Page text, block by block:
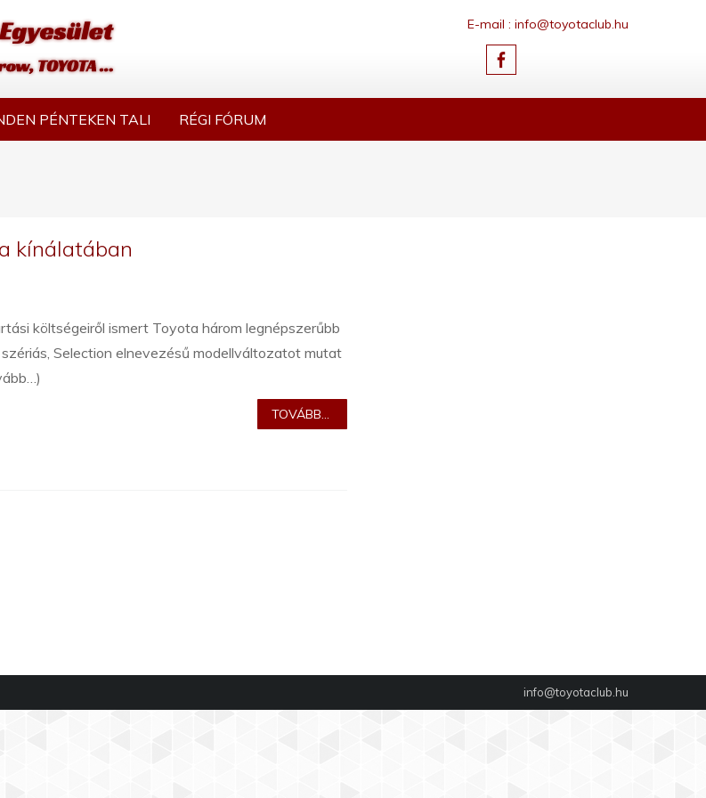
E-mail : info@toyotaclub.hu
PÉNTEKEN TALI RÉGI FÓRUM
kínálatában
költségeiről ismert Toyota három legnépszerűbb
Selection elnevezésű modellváltozatot mutat
TOVÁBB...
info@toyotaclub.hu